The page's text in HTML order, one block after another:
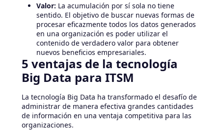
Valor: La acumulación por sí sola no tiene
sentido. El objetivo de buscar nuevas formas de
procesar eficazmente todos los datos generados
en una organización es poder utilizar el
contenido de verdadero valor para obtener
nuevos beneficios empresariales.
5 ventajas de la tecnología
Big Data para ITSM
La tecnología Big Data ha transformado el desafío de
administrar de manera efectiva grandes cantidades
de información en una ventaja competitiva para las
organizaciones.